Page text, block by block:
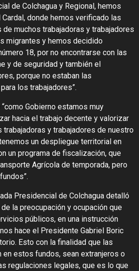
de Colchagua y Regional, hemos
donde hemos verificado las
muchos trabajadoras y trabajadores
migrantes y hemos decidido
18, por no encontrarse con las
y de seguridad y también el
porque no estaban las
los trabajadores”.
Gobierno estamos muy
hacia el trabajo decente y valorizar
y trabajadores de nuestro
un despliegue territorial en
un programa de fiscalización, que
Agrícola de temporada, pero
Presidencial de Colchagua detalló
la preocupación y ocupación que
públicos, en una instrucción
hace el Presidente Gabriel Boric
Esto con la finalidad que las
en estos fundos, sean extranjeros o
regulaciones legales, que es lo que